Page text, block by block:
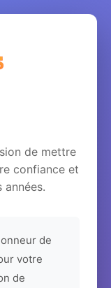
de mettre
confiance et
de
votre
de